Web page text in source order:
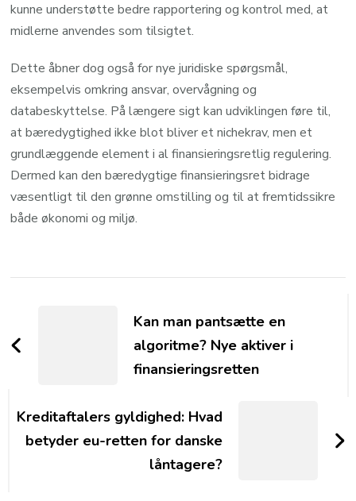
kunne understøtte bedre rapportering og kontrol med, at
midlerne anvendes som tilsigtet.
Dette åbner dog også for nye juridiske spørgsmål,
eksempelvis omkring ansvar, overvågning og
databeskyttelse. På længere sigt kan udviklingen føre til,
at bæredygtighed ikke blot bliver et nichekrav, men et
grundlæggende element i al finansieringsretlig regulering.
Dermed kan den bæredygtige finansieringsret bidrage
væsentligt til den grønne omstilling og til at fremtidssikre
både økonomi og miljø.
NavigationKan man pantsætte en
algoritme? Nye aktiver i
finansieringsretten
Kreditaftalers gyldighed: Hvad
betyder eu-retten for danske
låntagere?